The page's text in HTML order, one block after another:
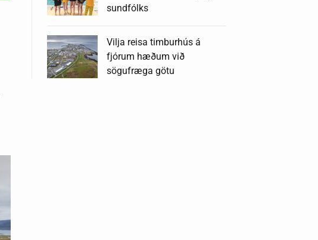
sundfólks
Vilja reisa timburhús á
fjórum hæðum við
sögufræga götu